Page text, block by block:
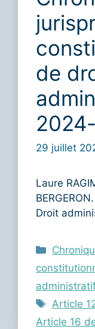
de
29 juillet
Laure
Droit
administratif
Article
Article 16